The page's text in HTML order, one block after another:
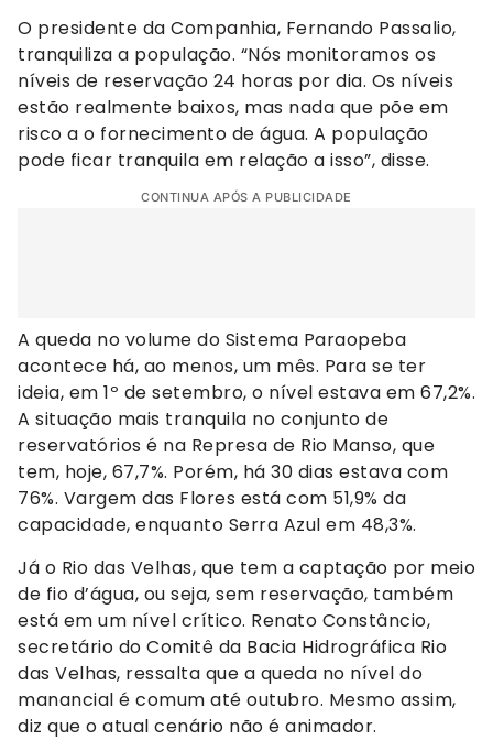
O presidente da Companhia, Fernando Passalio,
tranquiliza a população. “Nós monitoramos os
níveis de reservação 24 horas por dia. Os níveis
estão realmente baixos, mas nada que põe em
risco a o fornecimento de água. A população
pode ficar tranquila em relação a isso”, disse.
CONTINUA APÓS A PUBLICIDADE
A queda no volume do Sistema Paraopeba
acontece há, ao menos, um mês. Para se ter
ideia, em 1º de setembro, o nível estava em 67,2%.
A situação mais tranquila no conjunto de
reservatórios é na Represa de Rio Manso, que
tem, hoje, 67,7%. Porém, há 30 dias estava com
76%. Vargem das Flores está com 51,9% da
capacidade, enquanto Serra Azul em 48,3%.
Já o Rio das Velhas, que tem a captação por meio
de fio d’água, ou seja, sem reservação, também
está em um nível crítico. Renato Constâncio,
secretário do Comitê da Bacia Hidrográfica Rio
das Velhas, ressalta que a queda no nível do
manancial é comum até outubro. Mesmo assim,
diz que o atual cenário não é animador.